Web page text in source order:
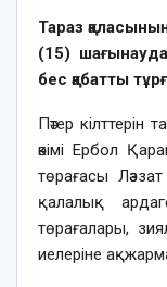
Тараз
(15)
бес қабатты
Пәтер
әкімі Ербол
төрағасы
қалалық
төрағалары,
иелеріне